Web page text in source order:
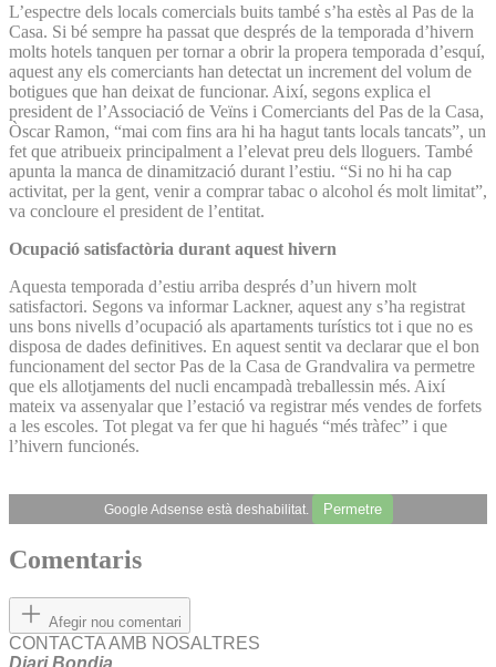
L’espectre dels locals comercials buits també s’ha estès al Pas de la
Casa. Si bé sempre ha passat que després de la temporada d’hivern
molts hotels tanquen per tornar a obrir la propera temporada d’esquí,
aquest any els comerciants han detectat un increment del volum de
botigues que han deixat de funcionar. Així, segons explica el
president de l’Associació de Veïns i Comerciants del Pas de la Casa,
Òscar Ramon, “mai com fins ara hi ha hagut tants locals tancats”, un
fet que atribueix principalment a l’elevat preu dels lloguers. També
apunta la manca de dinamització durant l’estiu. “Si no hi ha cap
activitat, per la gent, venir a comprar tabac o alcohol és molt limitat”,
va concloure el president de l’entitat.
Ocupació satisfactòria durant aquest hivern
Aquesta temporada d’estiu arriba després d’un hivern molt
satisfactori. Segons va informar Lackner, aquest any s’ha registrat
uns bons nivells d’ocupació als apartaments turístics tot i que no es
disposa de dades definitives. En aquest sentit va declarar que el bon
funcionament del sector Pas de la Casa de Grandvalira va permetre
que els allotjaments del nucli encampadà treballessin més. Així
mateix va assenyalar que l’estació va registrar més vendes de forfets
a les escoles. Tot plegat va fer que hi hagués “més tràfec” i que
l’hivern funcionés.
Google Adsense està deshabilitat. Permetre
Comentaris
Afegir nou comentari
CONTACTA AMB NOSALTRES